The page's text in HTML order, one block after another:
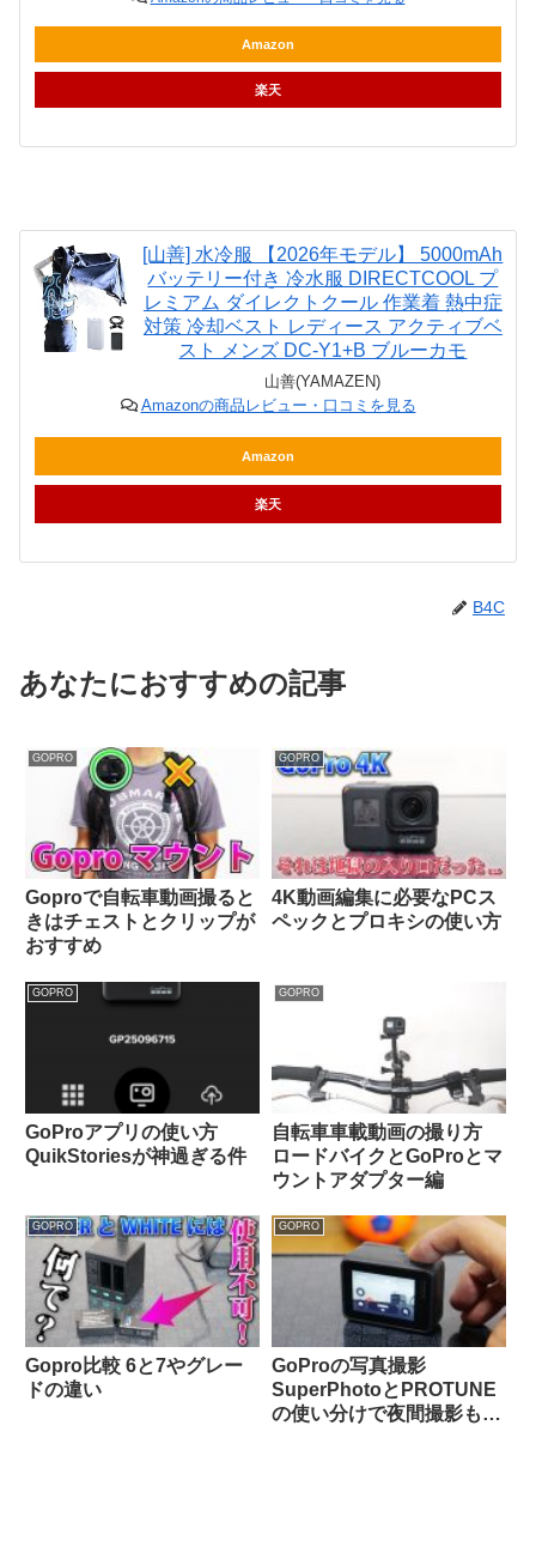
Amazon
楽天
[山善] 水冷服 【2026年モデル】 5000mAh
バッテリー付き 冷水服 DIRECTCOOL プ
レミアム ダイレクトクール 作業着 熱中症
対策 冷却ベスト レディース アクティブベ
スト メンズ DC-Y1+B ブルーカモ
山善(YAMAZEN)
Amazonの商品レビュー・口コミを見る
Amazon
楽天
B4C
あなたにおすすめの記事
GOPRO
Goproで自転車動画撮ると
きはチェストとクリップが
おすすめ
GOPRO
4K動画編集に必要なPCス
ペックとプロキシの使い方
GOPRO
GoProアプリの使い方
QuikStoriesが神過ぎる件
GOPRO
自転車車載動画の撮り方
ロードバイクとGoProとマ
ウントアダプター編
GOPRO
Gopro比較 6と7やグレー
ドの違い
GOPRO
GoProの写真撮影
SuperPhotoとPROTUNE
の使い分けで夜間撮影も